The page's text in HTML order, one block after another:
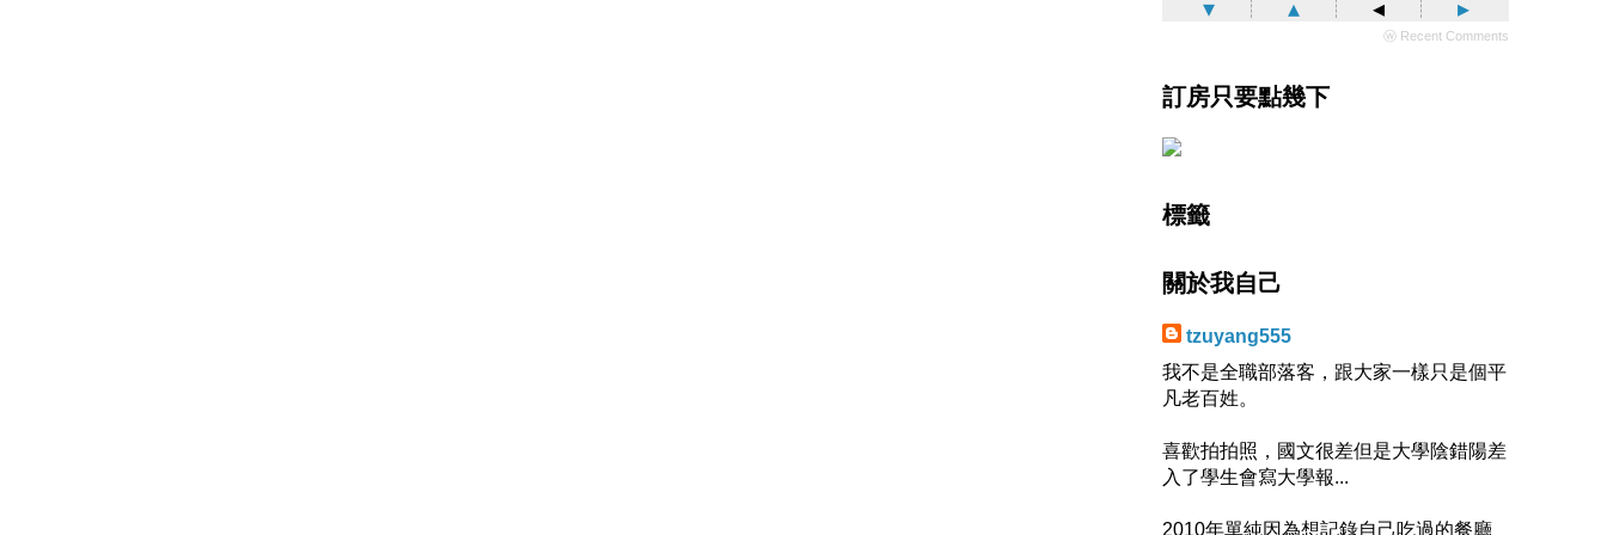
▾ ▴ ◂ ▸
ⓦ Recent Comments
訂房只要點幾下
標籤
關於我自己
tzuyang555
我不是全職部落客，跟大家一樣只是個平
凡老百姓。
喜歡拍拍照，國文很差但是大學陰錯陽差
入了學生會寫大學報...
2010年單純因為想記錄自己吃過的餐廳